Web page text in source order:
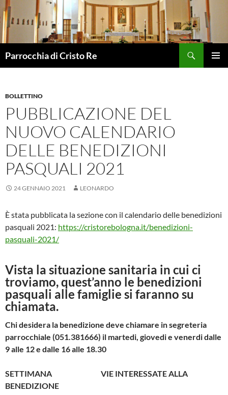
Vai
al
contenuto
Parrocchia di Cristo Re
BOLLETTINO
PUBBLICAZIONE DEL
NUOVO CALENDARIO
DELLE BENEDIZIONI
PASQUALI 2021
24 GENNAIO 2021 LEONARDO
È stata pubblicata la sezione con il calendario delle benedizioni
pasquali 2021: https://cristorebologna.it/benedizioni-
pasquali-2021/
Vista la situazione sanitaria in cui ci
troviamo, quest’anno le benedizioni
pasquali alle famiglie si faranno su
chiamata.
Chi desidera la benedizione deve chiamare in segreteria
parrocchiale (051.381666) il martedi, giovedi e venerdi dalle
9 alle 12 e dalle 16 alle 18.30
SETTIMANA VIE INTERESSATE ALLA
BENEDIZIONE